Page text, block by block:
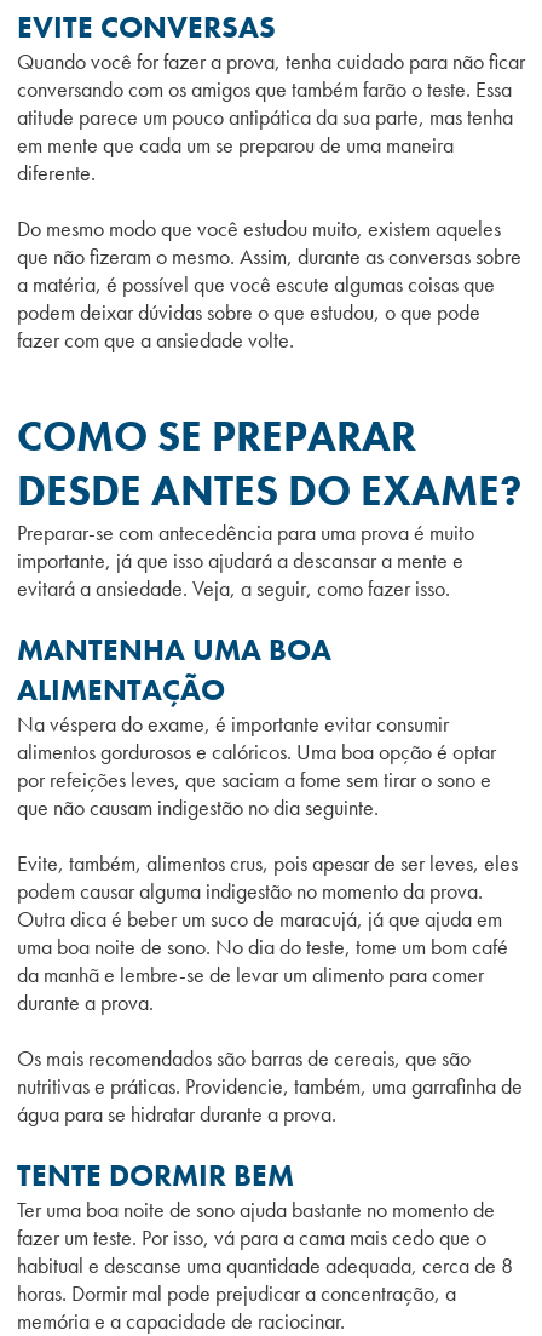
EVITE CONVERSAS
Quando você for fazer a prova, tenha cuidado para não ficar
conversando com os amigos que também farão o teste. Essa
atitude parece um pouco antipática da sua parte, mas tenha
em mente que cada um se preparou de uma maneira
diferente.
Do mesmo modo que você estudou muito, existem aqueles
que não fizeram o mesmo. Assim, durante as conversas sobre
a matéria, é possível que você escute algumas coisas que
podem deixar dúvidas sobre o que estudou, o que pode
fazer com que a ansiedade volte.
COMO SE PREPARAR
DESDE ANTES DO EXAME?
Preparar-se com antecedência para uma prova é muito
importante, já que isso ajudará a descansar a mente e
evitará a ansiedade. Veja, a seguir, como fazer isso.
MANTENHA UMA BOA
ALIMENTAÇÃO
Na véspera do exame, é importante evitar consumir
alimentos gordurosos e calóricos. Uma boa opção é optar
por refeições leves, que saciam a fome sem tirar o sono e
que não causam indigestão no dia seguinte.
Evite, também, alimentos crus, pois apesar de ser leves, eles
podem causar alguma indigestão no momento da prova.
Outra dica é beber um suco de maracujá, já que ajuda em
uma boa noite de sono. No dia do teste, tome um bom café
da manhã e lembre-se de levar um alimento para comer
durante a prova.
Os mais recomendados são barras de cereais, que são
nutritivas e práticas. Providencie, também, uma garrafinha de
água para se hidratar durante a prova.
TENTE DORMIR BEM
Ter uma boa noite de sono ajuda bastante no momento de
fazer um teste. Por isso, vá para a cama mais cedo que o
habitual e descanse uma quantidade adequada, cerca de 8
horas. Dormir mal pode prejudicar a concentração, a
memória e a capacidade de raciocinar.